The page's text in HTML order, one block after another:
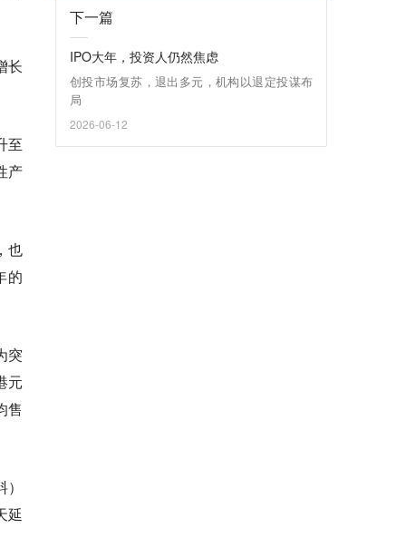
长
至
产
也
的
突
元
售
延
下一篇
IPO大年，投资人仍然焦虑
创投市场复苏，退出多元，机构以退定投谋布
局
2026-06-12